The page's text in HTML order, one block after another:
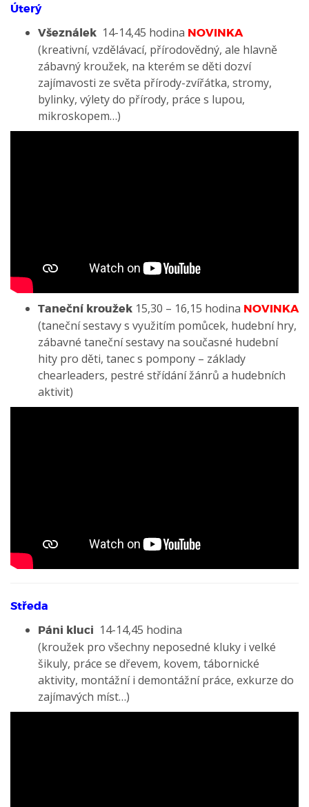
Úterý
Všeználek 14-14,45 hodina NOVINKA
(kreativní, vzdělávací, přírodovědný, ale hlavně
zábavný kroužek, na kterém se děti dozví
zajímavosti ze světa přírody-zvířátka, stromy,
bylinky, výlety do přírody, práce s lupou,
mikroskopem…)
Taneční kroužek 15,30 – 16,15 hodina NOVINKA
(taneční sestavy s využitím pomůcek, hudební hry,
zábavné taneční sestavy na současné hudební
hity pro děti, tanec s pompony – základy
chearleaders, pestré střídání žánrů a hudebních
aktivit)
Středa
Páni kluci 14-14,45 hodina
(kroužek pro všechny neposedné kluky i velké
šikuly, práce se dřevem, kovem, tábornické
aktivity, montážní i demontážní práce, exkurze do
zajímavých míst…)